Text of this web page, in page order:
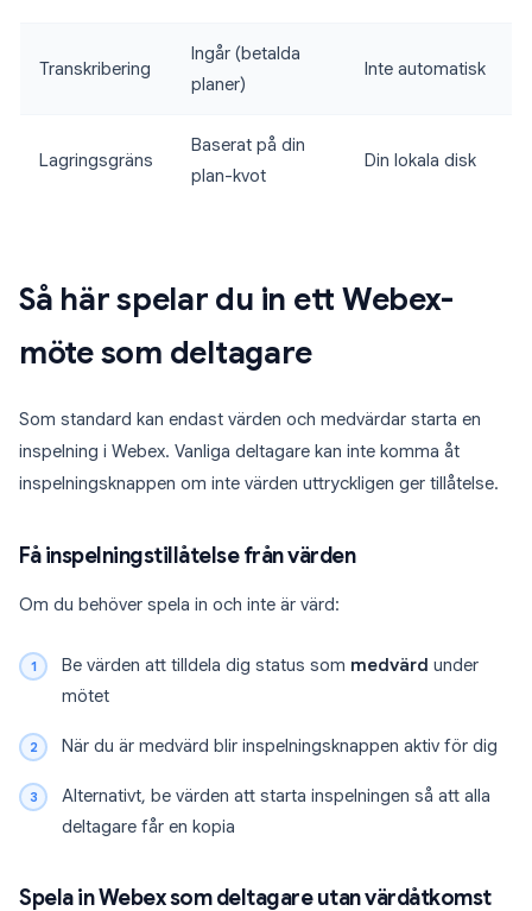
Transkribering
Ingår (betalda
planer)
Inte automatisk
Lagringsgräns
Baserat på din
plan-kvot
Din lokala disk
Så här spelar du in ett Webex-
möte som deltagare
Som standard kan endast värden och medvärdar starta en
inspelning i Webex. Vanliga deltagare kan inte komma åt
inspelningsknappen om inte värden uttryckligen ger tillåtelse.
Få inspelningstillåtelse från värden
Om du behöver spela in och inte är värd:
Be värden att tilldela dig status som medvärd under
mötet
När du är medvärd blir inspelningsknappen aktiv för dig
Alternativt, be värden att starta inspelningen så att alla
deltagare får en kopia
Spela in Webex som deltagare utan värdåtkomst